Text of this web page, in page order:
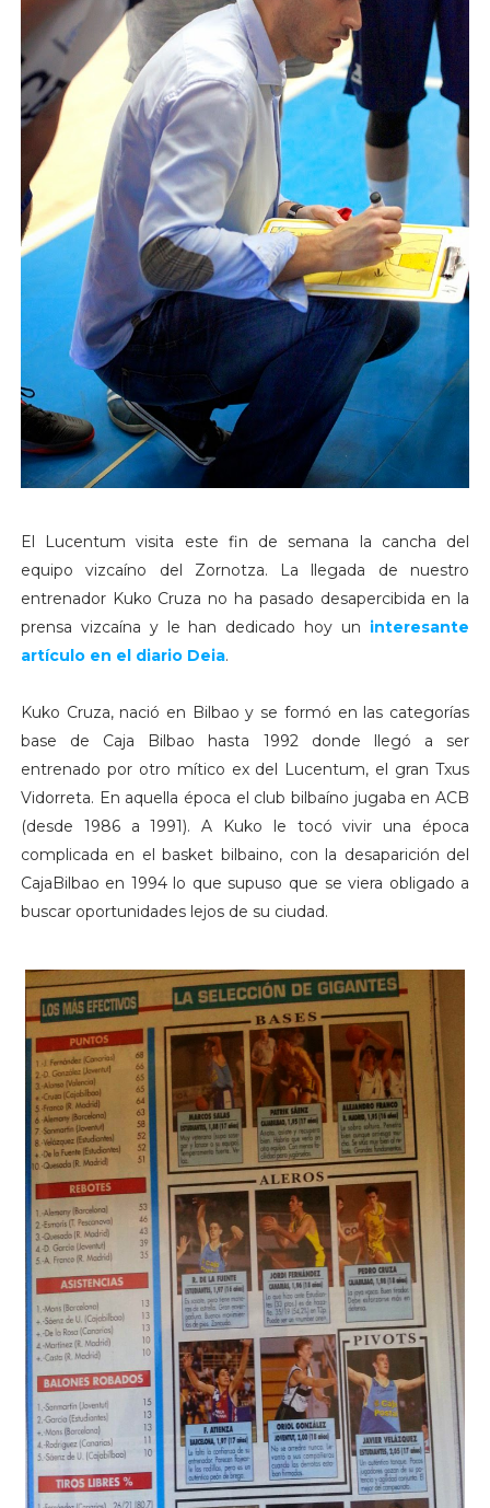
El Lucentum visita este fin de semana la cancha del
equipo vizcaíno del Zornotza. La llegada de nuestro
entrenador Kuko Cruza no ha pasado desapercibida en la
prensa vizcaína y le han dedicado hoy un interesante
artículo en el diario Deia.
Kuko Cruza, nació en Bilbao y se formó en las categorías
base de Caja Bilbao hasta 1992 donde llegó a ser
entrenado por otro mítico ex del Lucentum, el gran Txus
Vidorreta. En aquella época el club bilbaíno jugaba en ACB
(desde 1986 a 1991). A Kuko le tocó vivir una época
complicada en el basket bilbaino, con la desaparición del
CajaBilbao en 1994 lo que supuso que se viera obligado a
buscar oportunidades lejos de su ciudad.